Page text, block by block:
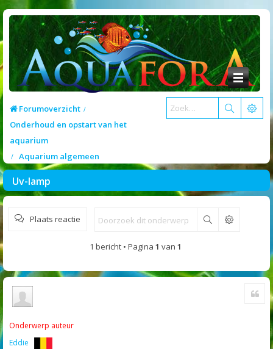
Forumoverzicht
Onderhoud en opstart van het
aquarium
Aquarium algemeen
Uv-lamp
Plaats reactie Zoek
1 bericht • Pagina 1 van 1
Onderwerp auteur
Eddie